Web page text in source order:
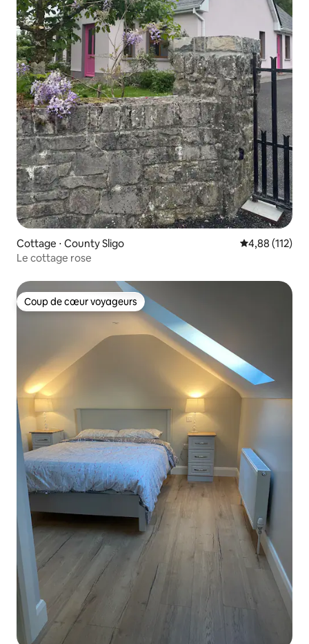
Cottage ⋅ County Sligo Évaluation
4,88 (112)
Le cottage rose
Coup de cœur voyageurs
Coup de cœur voyageurs